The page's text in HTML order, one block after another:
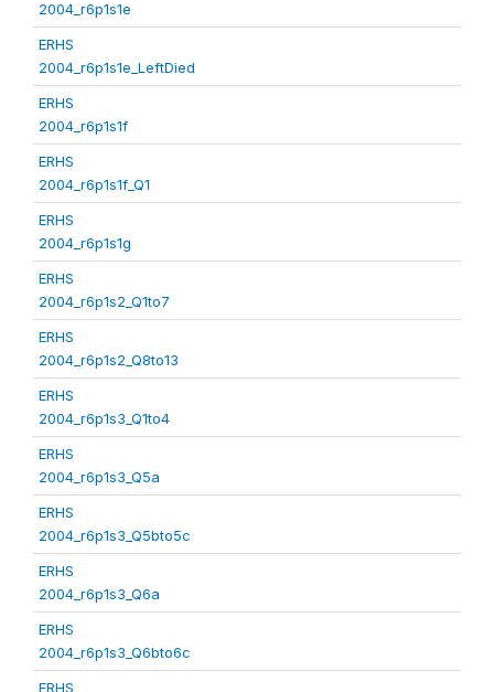
2004_r6p1s1e
ERHS
2004_r6p1s1e_LeftDied
ERHS
2004_r6p1s1f
ERHS
2004_r6p1s1f_Q1
ERHS
2004_r6p1s1g
ERHS
2004_r6p1s2_Q1to7
ERHS
2004_r6p1s2_Q8to13
ERHS
2004_r6p1s3_Q1to4
ERHS
2004_r6p1s3_Q5a
ERHS
2004_r6p1s3_Q5bto5c
ERHS
2004_r6p1s3_Q6a
ERHS
2004_r6p1s3_Q6bto6c
ERHS